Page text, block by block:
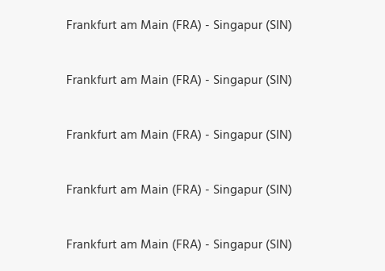
Frankfurt am Main (FRA) - Singapur (SIN)
Frankfurt am Main (FRA) - Singapur (SIN)
Frankfurt am Main (FRA) - Singapur (SIN)
Frankfurt am Main (FRA) - Singapur (SIN)
Frankfurt am Main (FRA) - Singapur (SIN)